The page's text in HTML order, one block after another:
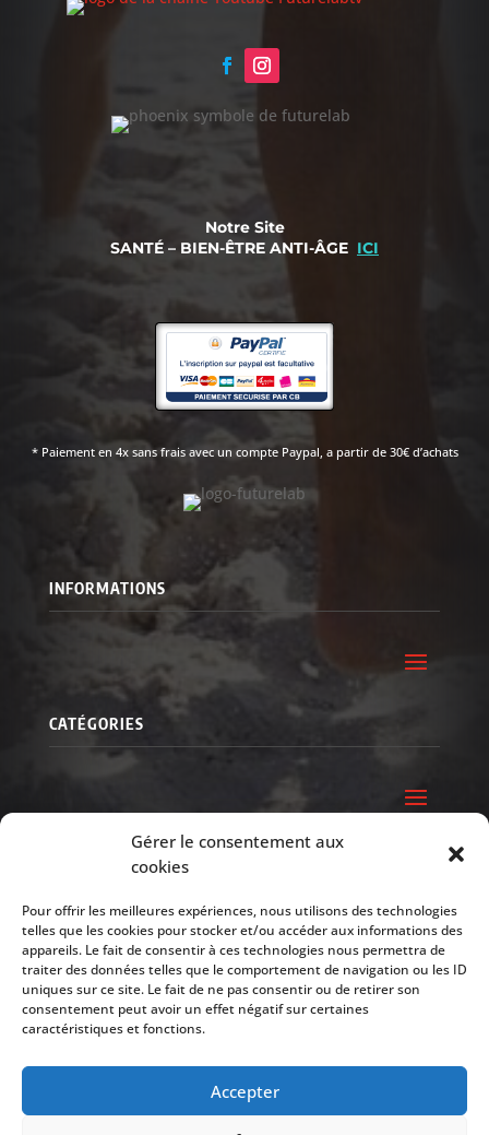
Gérer le consentement aux
cookies
Pour offrir les meilleures expériences, nous utilisons des technologies
telles que les cookies pour stocker et/ou accéder aux informations des
appareils. Le fait de consentir à ces technologies nous permettra de
traiter des données telles que le comportement de navigation ou les ID
uniques sur ce site. Le fait de ne pas consentir ou de retirer son
consentement peut avoir un effet négatif sur certaines
caractéristiques et fonctions.
Accepter
Notre Site
SANTÉ – BIEN-ÊTRE ANTI-ÂGE ICI
* Paiement en 4x sans frais avec un compte Paypal, a partir de 30€ d’achats
INFORMATIONS
CATÉGORIES
QUI SOMMES-NOUS ?
MON COMPTE
Copyright © 2026 TOP-PHYSIQUE | FUTURELAB-